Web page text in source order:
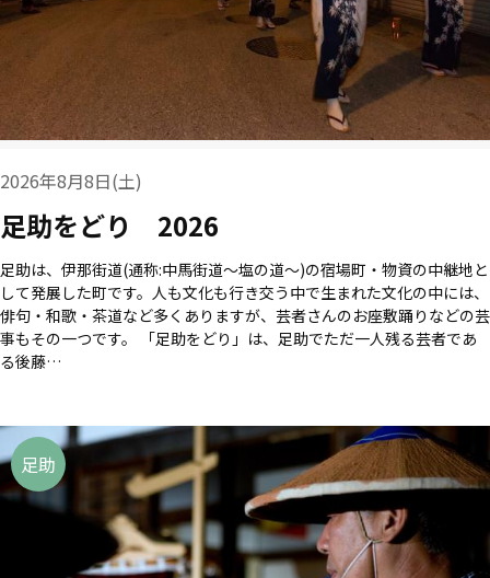
2026年8月8日(土)
足助をどり 2026
足助は、伊那街道(通称:中馬街道～塩の道～)の宿場町・物資の中継地と
して発展した町です。人も文化も行き交う中で生まれた文化の中には、
俳句・和歌・茶道など多くありますが、芸者さんのお座敷踊りなどの芸
事もその一つです。 「足助をどり」は、足助でただ一人残る芸者であ
る後藤…
足助